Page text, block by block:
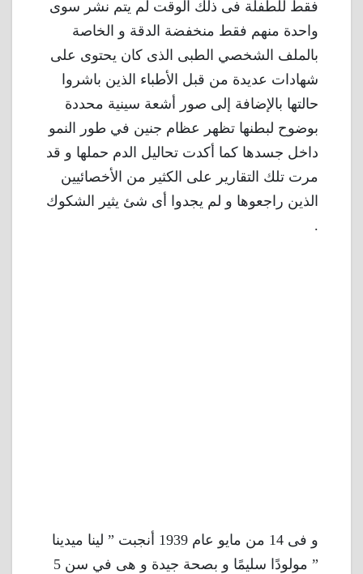
فقط للطفلة فى ذلك الوقت لم يتم نشر سوى
واحدة منهم فقط منخفضة الدقة و الخاصة
بالملف الشخصي الطبى الذى كان يحتوى على
شهادات عديدة من قبل الأطباء الذين باشروا
حالتها بالإضافة إلى صور أشعة سينية محددة
بوضوح لبطنها تظهر عظام جنين في طور النمو
داخل جسدها كما أكدت تحاليل الدم حملها و قد
مرت تلك التقارير على الكثير من الأخصائيين
الذين راجعوها و لم يجدوا أى شئ يثير الشكوك
.
و فى 14 من مايو عام 1939 أنجبت ” لينا ميدينا
” مولودًا سليمًا و بصحة جيدة و هى في سن 5